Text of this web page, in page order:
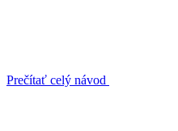
Prečítať celý návod